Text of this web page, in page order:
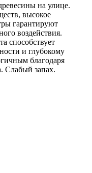
на улице.
высокое
гарантируют
воздействия.
способствует
и глубокому
благодаря
Слабый запах.